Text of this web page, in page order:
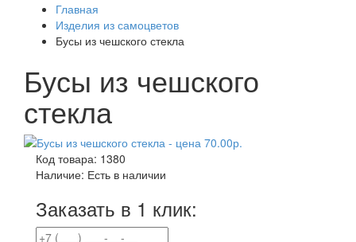
Главная
Изделия из самоцветов
Бусы из чешского стекла
Бусы из чешского
стекла
Код товара: 1380
Наличие: Есть в наличии
Заказать в 1 клик: